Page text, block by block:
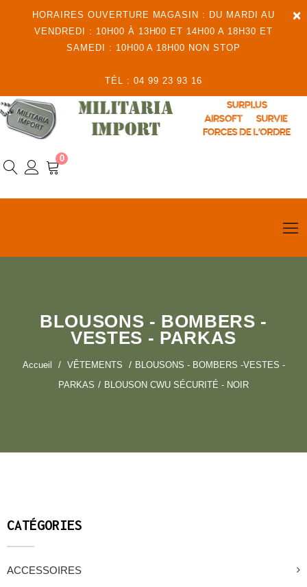
×
HORAIRES OUVERTURE MAGASIN : DU MARDI AU
VENDREDI : 10H00 À 13H00 ET 14H00 A 18H30 ET
SAMEDI : 10H00 A 18H00 NON STOP
TÉL : 04 99 23 93 16
0
BLOUSONS - BOMBERS -
VESTES - PARKAS
Accueil VÊTEMENTS
BLOUSONS - BOMBERS -VESTES -
PARKAS
BLOUSON CWU SÉCURITÉ - NOIR
CATÉGORIES
ACCESSOIRES